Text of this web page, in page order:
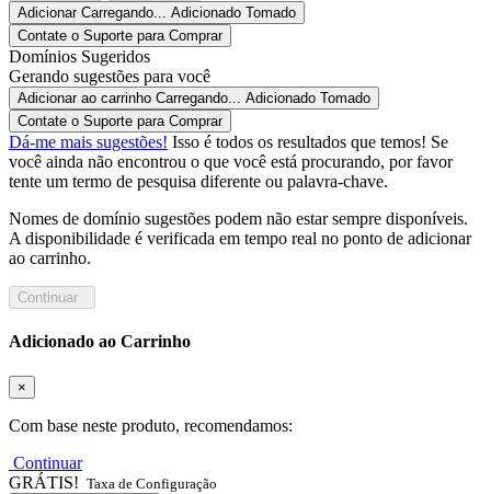
Adicionar Carregando... Adicionado Tomado
Contate o Suporte para Comprar
Domínios Sugeridos
Gerando sugestões para você
Adicionar ao carrinho Carregando... Adicionado Tomado
Contate o Suporte para Comprar
Dá-me mais sugestões! Isso é todos os resultados que temos! Se
você ainda não encontrou o que você está procurando, por favor
tente um termo de pesquisa diferente ou palavra-chave.
Nomes de domínio sugestões podem não estar sempre disponíveis.
A disponibilidade é verificada em tempo real no ponto de adicionar
ao carrinho.
Adicionado ao Carrinho
×
Com base neste produto, recomendamos:
Continuar
GRÁTIS! Taxa de Configuração